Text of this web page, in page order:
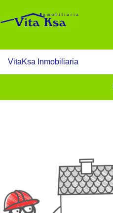
VitaKsa Inmobiliaria